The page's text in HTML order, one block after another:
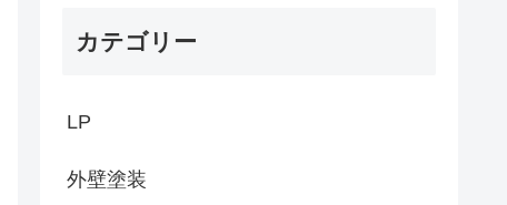
カテゴリー
LP
外壁塗装